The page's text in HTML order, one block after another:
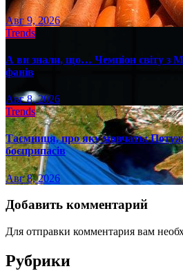
Авг 9, 2026
Trends
А ви знали, що… Чемпіон світу з
фанів
Авг 8, 2026
Trends
Таємниця, про яку мовчать:
боєприпасів
Авг 8, 2026
Добавить комментарий
Для отправки комментария вам
Рубрики